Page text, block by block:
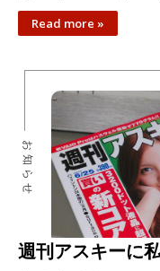
Read more »
お知らせ
週刊アスキーに